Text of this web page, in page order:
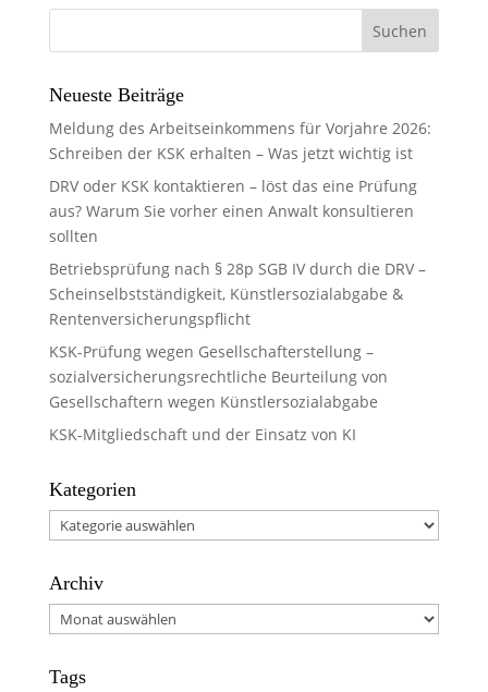
Neueste Beiträge
Meldung des Arbeitseinkommens für Vorjahre 2026:
Schreiben der KSK erhalten – Was jetzt wichtig ist
DRV oder KSK kontaktieren – löst das eine Prüfung
aus? Warum Sie vorher einen Anwalt konsultieren
sollten
Betriebsprüfung nach § 28p SGB IV durch die DRV –
Scheinselbstständigkeit, Künstlersozialabgabe &
Rentenversicherungspflicht
KSK-Prüfung wegen Gesellschafterstellung –
sozialversicherungsrechtliche Beurteilung von
Gesellschaftern wegen Künstlersozialabgabe
KSK-Mitgliedschaft und der Einsatz von KI
Kategorien
Kategorien
Archiv
Archiv
Tags